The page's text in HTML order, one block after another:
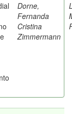
Dorne,
Fernanda
Cristina
Zimmermann